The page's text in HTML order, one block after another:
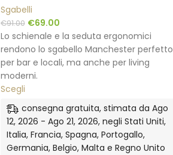
Sgabelli
€91.00 €69.00
Lo schienale e la seduta ergonomici
rendono lo sgabello Manchester perfetto
per bar e locali, ma anche per living
moderni.
Scegli
consegna gratuita, stimata da Ago
12, 2026 - Ago 21, 2026, negli Stati Uniti,
Italia, Francia, Spagna, Portogallo,
Germania, Belgio, Malta e Regno Unito